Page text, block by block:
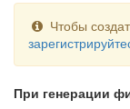
Чтобы
При генерации